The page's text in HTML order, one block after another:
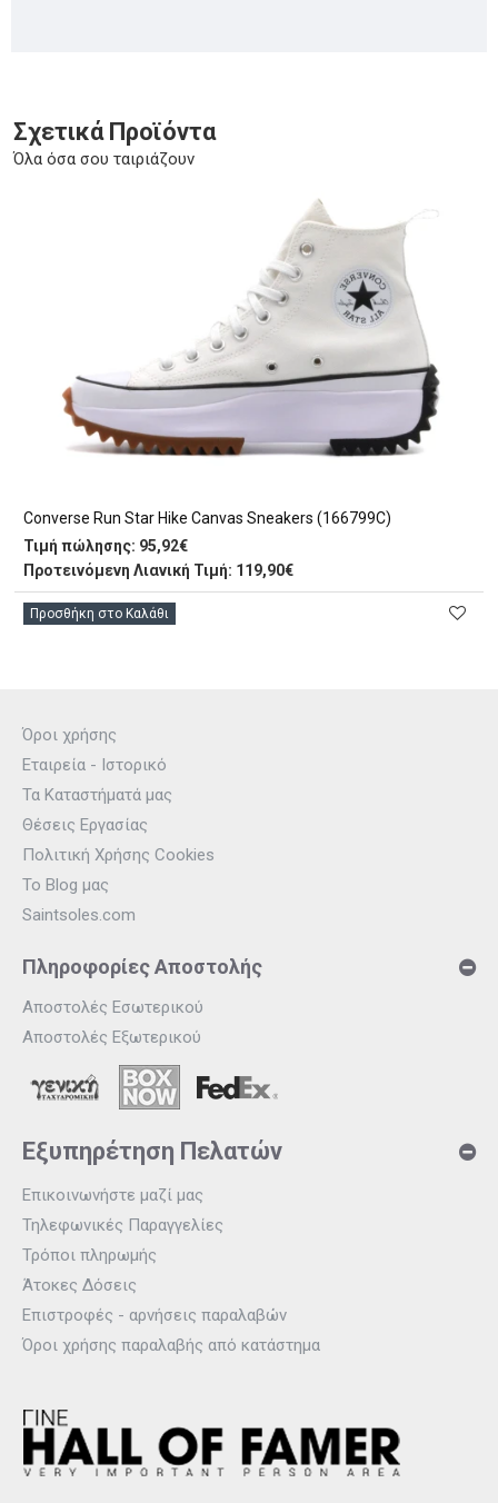
Σχετικά Προϊόντα
Όλα όσα σου ταιριάζουν
Converse Run Star Hike Canvas Sneakers (166799C)
Τιμή πώλησης: 95,92€
Προτεινόμενη Λιανική Τιμή: 119,90€
Προσθήκη στο Καλάθι
Όροι χρήσης
Εταιρεία - Ιστορικό
Τα Καταστήματά μας
Θέσεις Εργασίας
Πολιτική Χρήσης Cookies
Το Blog μας
Saintsoles.com
Πληροφορίες Αποστολής
Αποστολές Εσωτερικού
Αποστολές Εξωτερικού
Εξυπηρέτηση Πελατών
Επικοινωνήστε μαζί μας
Τηλεφωνικές Παραγγελίες
Τρόποι πληρωμής
Άτοκες Δόσεις
Επιστροφές - αρνήσεις παραλαβών
Όροι χρήσης παραλαβής από κατάστημα